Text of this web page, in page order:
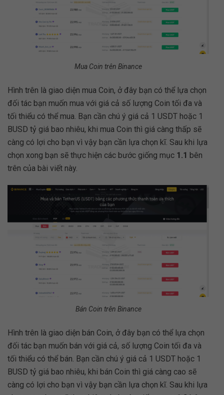
Mua Coin trên Binance
Hình trên là giao diện mua Coin, ở đây bạn có thể lựa chọn
đối tác bạn muốn mua với giá cả số lượng Coin tối đa và
tối thiểu có thể mua. Bạn cần chú ý giá cả 1 USDT hoặc 1
BUSD tỷ giá bao nhiêu, khi mua Coin thì giá càng thấp sẽ
càng có lợi cho bạn vì vậy bạn cần lựa chọn kĩ. Sau khi lựa
chọn xong bạn sẽ thực hiện các bước giống mục 1.1 bên
trên của bài viết này.
Bán Coin trên Binance
Hình trên là giao diện bán Coin, ở đây bạn có thể lựa chọn
đối tác bạn muốn bán với giá cả, số lượng Coin tối đa và
tối thiểu có thể bán. Bạn cần chú ý giá cả 1 USDT hoặc 1
BUSD tỷ giá bao nhiêu, khi bán Coin thì giá càng cao sẽ
càng có lợi cho bạn vì vậy bạn cần lựa chọn kĩ. Sau khi lựa